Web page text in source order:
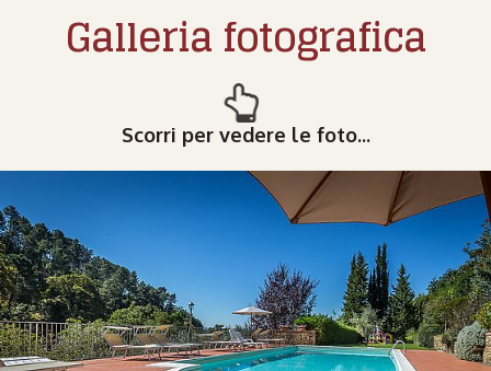
Galleria fotografica
Scorri per vedere le foto...